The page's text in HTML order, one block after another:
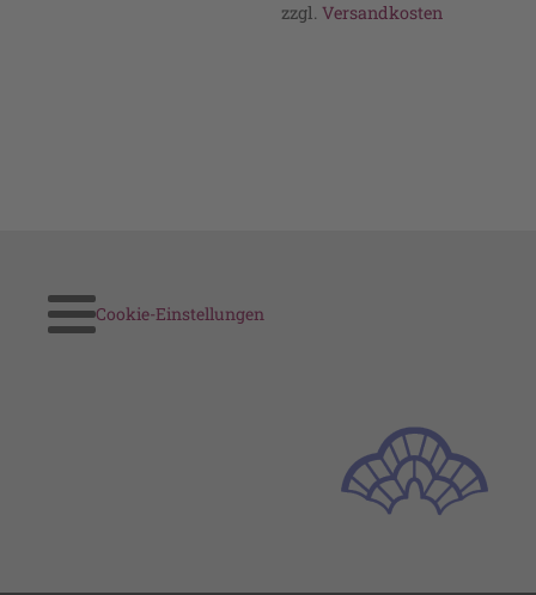
zzgl.Versandkosten
Cookie-Einstellungen